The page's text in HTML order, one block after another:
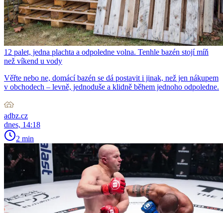
12 palet, jedna plachta a odpoledne volna. Tenhle bazén stojí míň
než víkend u vody
Věřte nebo ne, domácí bazén se dá postavit i jinak, než jen nákupem
v obchodech – levně, jednoduše a klidně během jednoho odpoledne.
adbz.cz
dnes, 14:18
2 min